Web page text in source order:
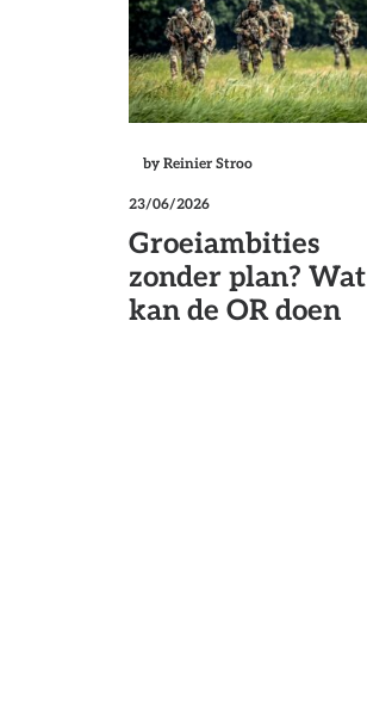
by Reinier Stroo
23/06/2026
Groeiambities
zonder plan? Wat
kan de OR doen